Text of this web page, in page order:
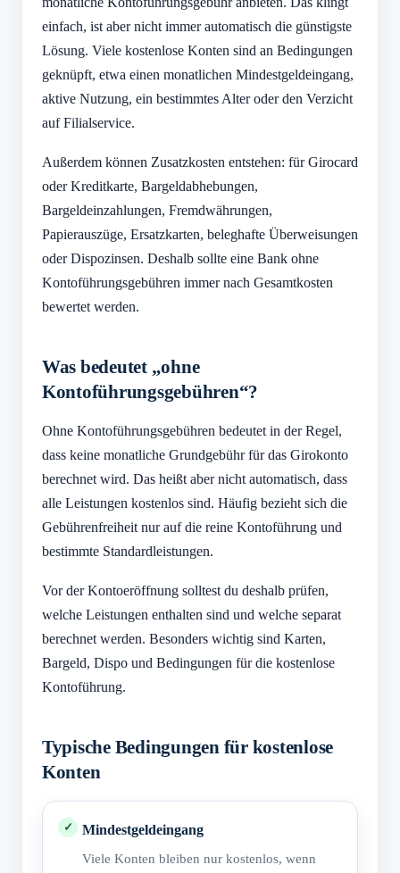
einfach, ist aber nicht immer automatisch die günstigste
Lösung. Viele kostenlose Konten sind an Bedingungen
geknüpft, etwa einen monatlichen Mindestgeldeingang,
aktive Nutzung, ein bestimmtes Alter oder den Verzicht
auf Filialservice.
Außerdem können Zusatzkosten entstehen: für Girocard
oder Kreditkarte, Bargeldabhebungen,
Bargeldeinzahlungen, Fremdwährungen,
Papierauszüge, Ersatzkarten, beleghafte Überweisungen
oder Dispozinsen. Deshalb sollte eine Bank ohne
Kontoführungsgebühren immer nach Gesamtkosten
bewertet werden.
Was bedeutet „ohne
Kontoführungsgebühren“?
Ohne Kontoführungsgebühren bedeutet in der Regel,
dass keine monatliche Grundgebühr für das Girokonto
berechnet wird. Das heißt aber nicht automatisch, dass
alle Leistungen kostenlos sind. Häufig bezieht sich die
Gebührenfreiheit nur auf die reine Kontoführung und
bestimmte Standardleistungen.
Vor der Kontoeröffnung solltest du deshalb prüfen,
welche Leistungen enthalten sind und welche separat
berechnet werden. Besonders wichtig sind Karten,
Bargeld, Dispo und Bedingungen für die kostenlose
Kontoführung.
Typische Bedingungen für kostenlose
Konten
Mindestgeldeingang
Viele Konten bleiben nur kostenlos, wenn